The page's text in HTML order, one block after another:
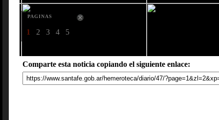
PAGINAS
1 2 3 4 5
Comparte esta noticia copiando el siguiente enlace: